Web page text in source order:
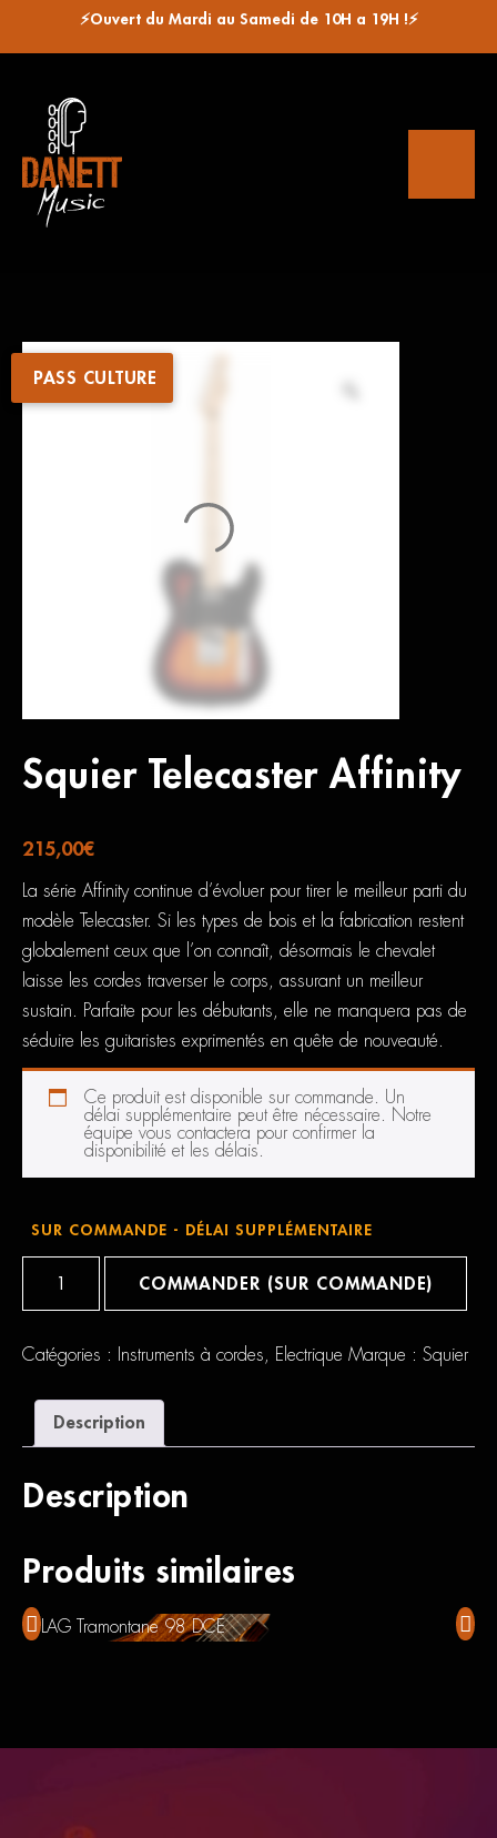
⚡Ouvert du Mardi au Samedi de 10H a 19H !⚡
PASS CULTURE
Squier Telecaster Affinity
215,00€
La série Affinity continue d’évoluer pour tirer le meilleur parti du
modèle Telecaster. Si les types de bois et la fabrication restent
globalement ceux que l’on connaît, désormais le chevalet
laisse les cordes traverser le corps, assurant un meilleur
sustain. Parfaite pour les débutants, elle ne manquera pas de
séduire les guitaristes exprimentés en quête de nouveauté.
Ce produit est disponible sur commande. Un
délai supplémentaire peut être nécessaire. Notre
équipe vous contactera pour confirmer la
disponibilité et les délais.
SUR COMMANDE - DÉLAI SUPPLÉMENTAIRE
COMMANDER (SUR COMMANDE)
Catégories : Instruments à cordes Electrique Marque : Squier
Description
Description
Produits similaires
LAG Tramontane 98 DCE